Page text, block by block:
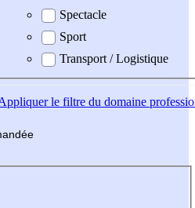
Spectacle
Sport
Transport / Logistique
le filtre du domaine